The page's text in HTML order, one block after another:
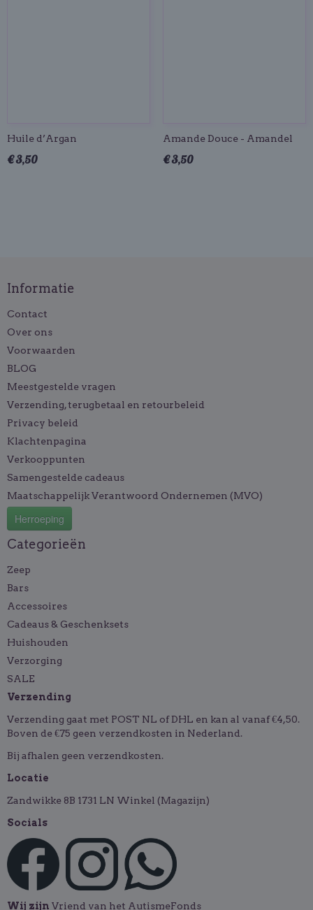
Huile d’Argan
€ 3,50
Amande Douce - Amandel
€ 3,50
Informatie
Contact
Over ons
Voorwaarden
BLOG
Meestgestelde vragen
Verzending, terugbetaal en retourbeleid
Privacy beleid
Klachtenpagina
Verkooppunten
Samengestelde cadeaus
Maatschappelijk Verantwoord Ondernemen (MVO)
Herroeping
Categorieën
Zeep
Bars
Accessoires
Cadeaus & Geschenksets
Huishouden
Verzorging
SALE
Verzending
Verzending gaat met POST NL of DHL en kan al vanaf €4,50.
Boven de €75 geen verzendkosten in Nederland.
Bij afhalen geen verzendkosten.
Locatie
Zandwikke 8B 1731 LN Winkel (Magazijn)
Socials
Wij zijn Vriend van het AutismeFonds